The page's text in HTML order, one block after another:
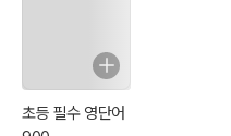
초등 필수 영단어